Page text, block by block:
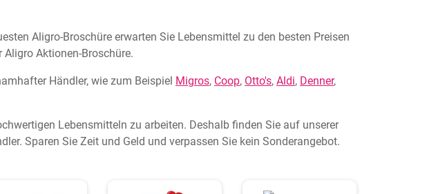
Aligro-Broschüre erwarten Sie Lebensmittel zu den besten Preisen
Aktionen-Broschüre.
Händler, wie zum Beispiel Migros, Coop, Otto's, Aldi, Denner,
Lebensmitteln zu arbeiten. Deshalb finden Sie auf unserer
Sparen Sie Zeit und Geld und verpassen Sie kein Sonderangebot.